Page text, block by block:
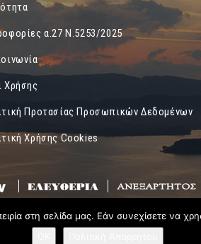
α.27 Ν.5253/2025
Χρήσης
Προτασίας Προσωπικών Δεδομένων
Χρήσης Cookies
στη σελίδα μας. Εάν συνεχίσετε να